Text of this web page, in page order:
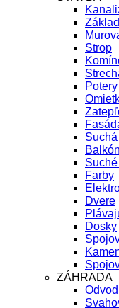
Strop
Potery
Farby
Dvere
Dosky
ZÁHRADA